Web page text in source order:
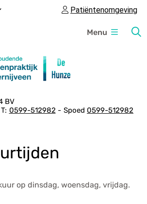
Patiëntenomgeving
e
n
Menu
BV
0599-512982 Spoed 0599-512982
op dinsdag, woensdag, vrijdag.